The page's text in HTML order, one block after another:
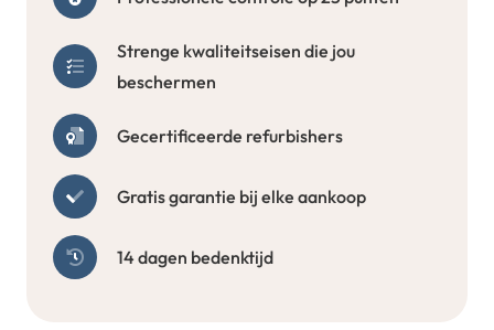
Strenge kwaliteitseisen die jou
beschermen
Gecertificeerde refurbishers
Gratis garantie bij elke aankoop
14 dagen bedenktijd